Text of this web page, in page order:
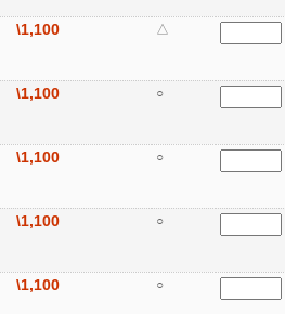
\1,100 △
\1,100 ○
\1,100 ○
\1,100 ○
\1,100 ○